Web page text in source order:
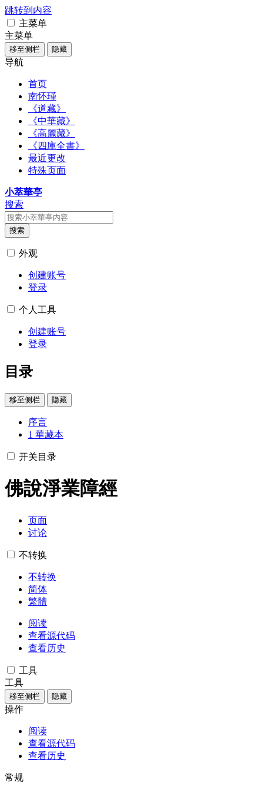
跳转到内容
主菜单
主菜单
移至侧栏 隐藏
导航
首页
南怀瑾
《道藏》
《中華藏》
《高麗藏》
《四庫全書》
最近更改
特殊页面
小萃華亭
搜索
搜索
外观
创建账号
登录
个人工具
创建账号
登录
目录
移至侧栏 隐藏
序言
1 華藏本
开关目录
佛說淨業障經
页面
讨论
不转换
不转换
简体
繁體
阅读
查看源代码
查看历史
工具
工具
移至侧栏 隐藏
操作
阅读
查看源代码
查看历史
常规